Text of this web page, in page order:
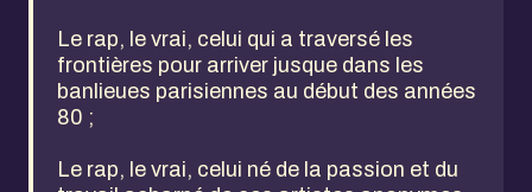
Le rap, le vrai, celui qui a traversé les
frontières pour arriver jusque dans les
banlieues parisiennes au début des années
80 ;
Le rap, le vrai, celui né de la passion et du